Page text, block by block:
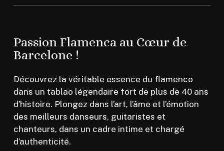
Passion Flamenca au Cœur de
Barcelone !
Découvrez la véritable essence du flamenco
dans un tablao légendaire fort de plus de 40 ans
d’histoire. Plongez dans l’art, l’âme et l’émotion
des meilleurs danseurs, guitaristes et
chanteurs, dans un cadre intime et chargé
d’authenticité.